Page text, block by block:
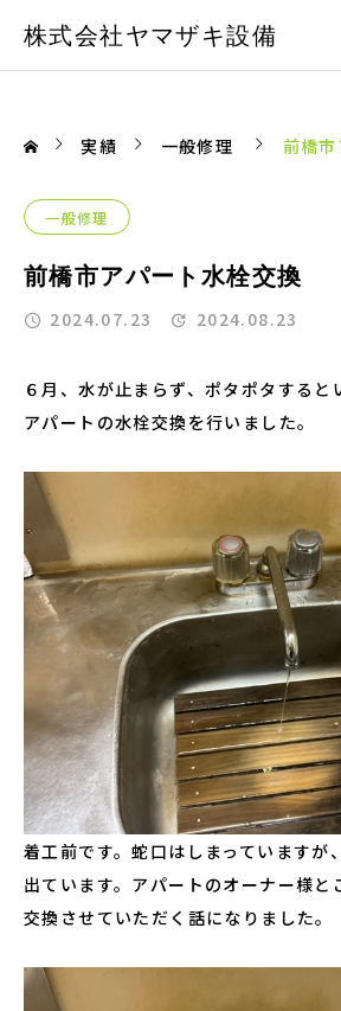
株式会社ヤマザキ設備
実績 一般修理 前橋
一般修理
前橋市アパート水栓交換
2024.07.23 2024.08.23
６月、水が止まらず、ポタポタすると
アパートの水栓交換を行いました。
着工前です。蛇口はしまっていますが
出ています。アパートのオーナー様と
交換させていただく話になりました。